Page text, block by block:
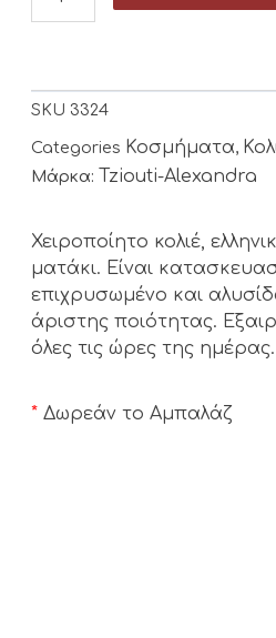
SKU 3324
Categories Κοσμήματα,
Μάρκα: Tziouti-Alexandra
Χειροποίητο κολιέ,
ματάκι. Είναι
επιχρυσωμένο και
άριστης ποιότητας.
όλες τις ώρες της ημέρας.
* Δωρεάν το Αμπαλάζ